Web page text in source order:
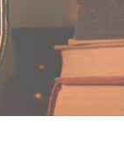
〉
〉